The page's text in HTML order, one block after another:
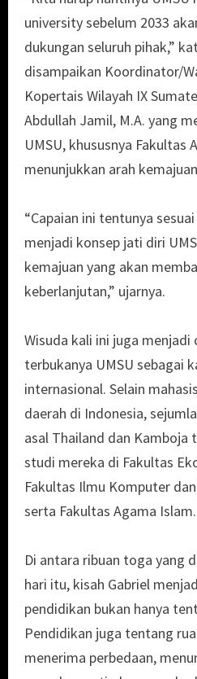
university sebelum 2033
dukungan seluruh pihak,”
disampaikan Koordinator/
Kopertais Wilayah IX
Abdullah Jamil, M.A. yang
UMSU, khususnya Fakultas
menunjukkan arah
“Capaian ini tentunya
menjadi konsep jati diri
kemajuan yang akan
keberlanjutan,” ujarnya.
Wisuda kali ini juga menjadi
terbukanya UMSU sebagai
internasional. Selain
daerah di Indonesia,
asal Thailand dan Kamboja
studi mereka di Fakultas
Fakultas Ilmu Komputer
serta Fakultas Agama Islam.
Di antara ribuan toga yang
hari itu, kisah Gabriel
pendidikan bukan hanya
Pendidikan juga tentang
menerima perbedaan,